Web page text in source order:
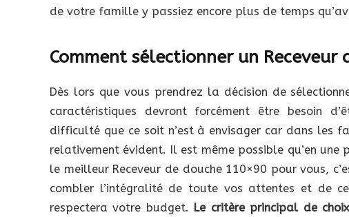
de votre famille y passiez encore plus de temps
Comment sélectionner un Receveur
Dès lors que vous prendrez la décision de
caractéristiques devront forcément être besoin
difficulté que ce soit n’est à envisager car dans les
relativement évident. Il est même possible qu’en
le meilleur Receveur de douche 110×90 pour vous,
combler l’intégralité de toute vos attentes et de
respectera votre budget.
Le critère principal de